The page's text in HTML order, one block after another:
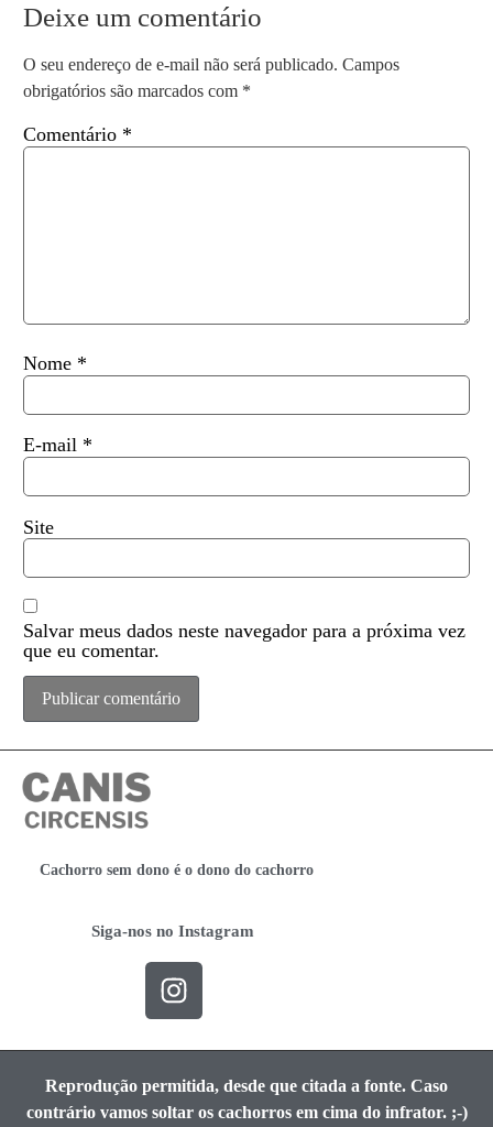
Deixe um comentário
O seu endereço de e-mail não será publicado. Campos
obrigatórios são marcados com *
Comentário *
Nome *
E-mail *
Site
Salvar meus dados neste navegador para a próxima vez
que eu comentar.
Cachorro sem dono é o dono do cachorro
Siga-nos no Instagram
Reprodução permitida, desde que citada a fonte. Caso
contrário vamos soltar os cachorros em cima do infrator. ;-)